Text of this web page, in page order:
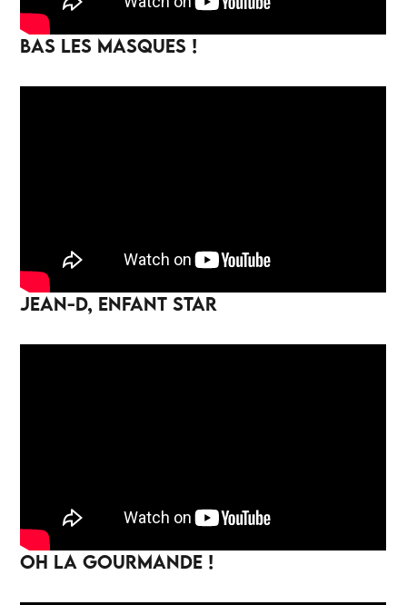
BAS LES MASQUES !
JEAN-D, ENFANT STAR
OH LA GOURMANDE !